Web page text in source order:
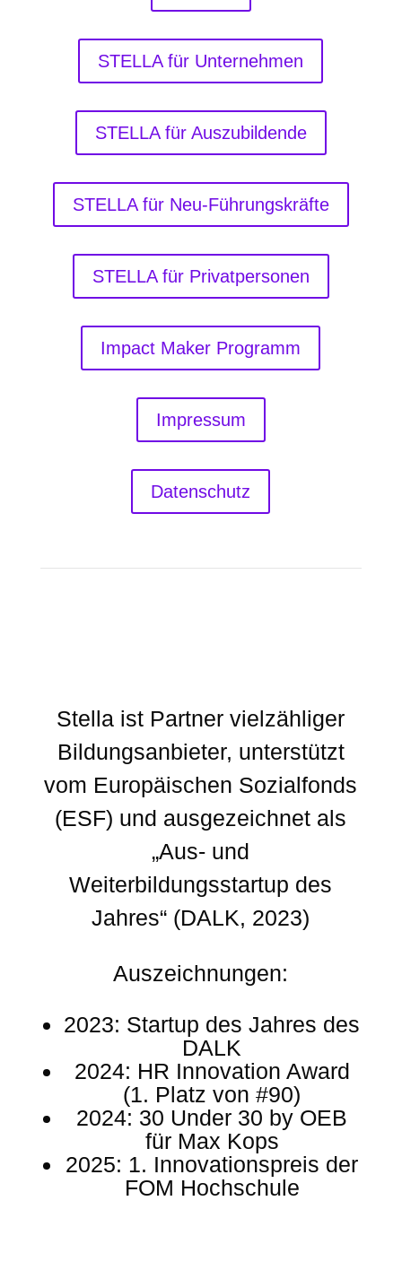
STELLA für Unternehmen
STELLA für Auszubildende
STELLA für Neu-Führungskräfte
STELLA für Privatpersonen
Impact Maker Programm
Impressum
Datenschutz
Stella ist Partner vielzähliger
Bildungsanbieter, unterstützt
vom Europäischen Sozialfonds
(ESF) und ausgezeichnet als
„Aus- und
Weiterbildungsstartup des
Jahres“ (DALK, 2023)
Auszeichnungen:
2023: Startup des Jahres des
DALK
2024: HR Innovation Award
(1. Platz von #90)
2024: 30 Under 30 by OEB
für Max Kops
2025: 1. Innovationspreis der
FOM Hochschule